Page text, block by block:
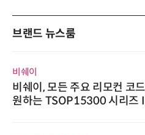
브랜드 뉴스룸
비쉐이
비쉐이, 모든 주요 리모컨 코드
원하는 TSOP15300 시리즈